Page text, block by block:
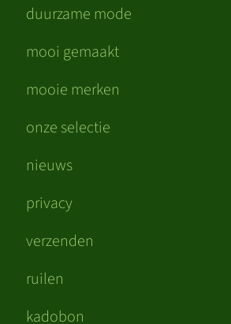
duurzame mode
mooi gemaakt
mooie merken
onze selectie
nieuws
privacy
verzenden
ruilen
kadobon